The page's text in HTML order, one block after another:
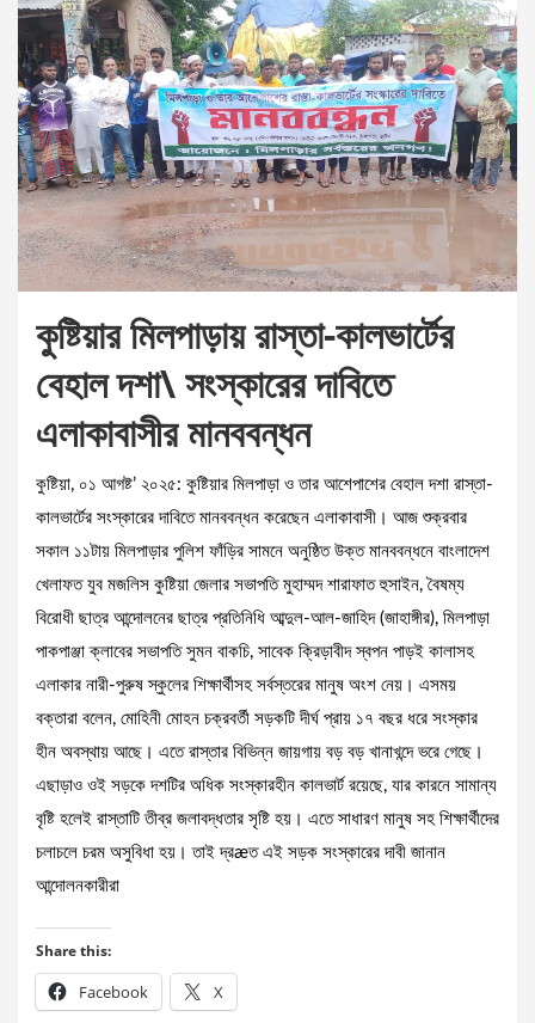
কুষ্টিয়ার মিলপাড়ায় রাস্তা-কালভার্টের
বেহাল দশা\ সংস্কারের দাবিতে
এলাকাবাসীর মানববন্ধন
কুষ্টিয়া, ০১ আগষ্ট’ ২০২৫: কুষ্টিয়ার মিলপাড়া ও তার আশেপাশের বেহাল দশা রাস্তা-
কালভার্টের সংস্কারের দাবিতে মানববন্ধন করেছেন এলাকাবাসী। আজ শুক্রবার
সকাল ১১টায় মিলপাড়ার পুলিশ ফাঁড়ির সামনে অনুষ্ঠিত উক্ত মানববন্ধনে বাংলাদেশ
খেলাফত যুব মজলিস কুষ্টিয়া জেলার সভাপতি মুহাম্মদ শারাফাত হুসাইন, বৈষম্য
বিরোধী ছাত্র আন্দোলনের ছাত্র প্রতিনিধি আব্দুল-আল-জাহিদ (জাহাঙ্গীর), মিলপাড়া
পাকপাঞ্জা ক্লাবের সভাপতি সুমন বাকচি, সাবেক ক্রিড়াবীদ স্বপন পাড়ই কালাসহ
এলাকার নারী-পুরুষ স্কুলের শিক্ষার্থীসহ সর্বস্তরের মানুষ অংশ নেয়। এসময়
বক্তারা বলেন, মোহিনী মোহন চক্রবর্তী সড়কটি দীর্ঘ প্রায় ১৭ বছর ধরে সংস্কার
হীন অবস্থায় আছে। এতে রাস্তার বিভিন্ন জায়গায় বড় বড় খানাখন্দে ভরে গেছে।
এছাড়াও ওই সড়কে দশটির অধিক সংস্কারহীন কালভার্ট রয়েছে, যার কারনে সামান্য
বৃষ্টি হলেই রাস্তাটি তীব্র জলাবদ্ধতার সৃষ্টি হয়। এতে সাধারণ মানুষ সহ শিক্ষার্থীদের
চলাচলে চরম অসুবিধা হয়। তাই দ্রæত এই সড়ক সংস্কারের দাবী জানান
আন্দোলনকারীরা
Share this:
Facebook X